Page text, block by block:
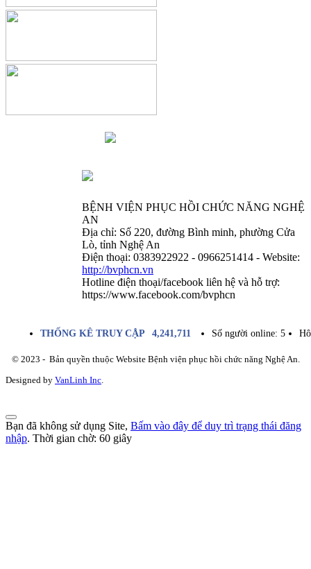
BỆNH VIỆN PHỤC HỒI CHỨC NĂNG NGHỆ
AN
Địa chỉ: Số 220, đường Bình minh, phường Cửa
Lò, tỉnh Nghệ An
Điện thoại: 0383922922 - 0966251414 - Website:
http://bvphcn.vn
Hotline điện thoại/facebook liên hệ và hỗ trợ:
https://www.facebook.com/bvphcn
THỐNG KÊ TRUY CẬP 4,241,711 Số người online: 5
© 2023 - Bản quyền thuộc Website Bệnh viện phục hồi chức năng Nghệ An.
Designed by VanLinh Inc
Bạn đã không sử dụng Site, Bấm vào đây để duy trì trạng thái đăng
nhập. Thời gian chờ: 60 giây